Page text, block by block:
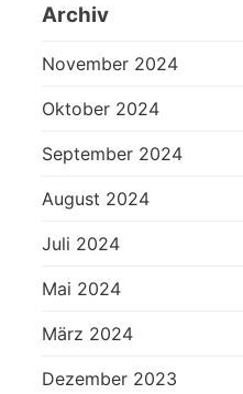
Archiv
November 2024
Oktober 2024
September 2024
August 2024
Juli 2024
Mai 2024
März 2024
Dezember 2023